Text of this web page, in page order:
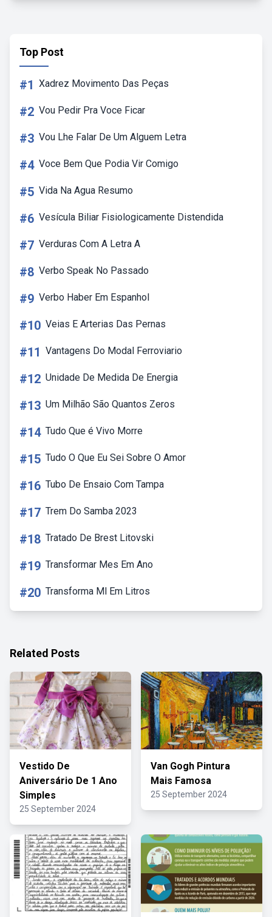
Top Post
#1 Xadrez Movimento Das Peças
#2 Vou Pedir Pra Voce Ficar
#3 Vou Lhe Falar De Um Alguem Letra
#4 Voce Bem Que Podia Vir Comigo
#5 Vida Na Agua Resumo
#6 Vesícula Biliar Fisiologicamente Distendida
#7 Verduras Com A Letra A
#8 Verbo Speak No Passado
#9 Verbo Haber Em Espanhol
#10 Veias E Arterias Das Pernas
#11 Vantagens Do Modal Ferroviario
#12 Unidade De Medida De Energia
#13 Um Milhão São Quantos Zeros
#14 Tudo Que é Vivo Morre
#15 Tudo O Que Eu Sei Sobre O Amor
#16 Tubo De Ensaio Com Tampa
#17 Trem Do Samba 2023
#18 Tratado De Brest Litovski
#19 Transformar Mes Em Ano
#20 Transforma Ml Em Litros
Related Posts
Vestido De
Aniversário De 1 Ano
Simples
25 September 2024
Van Gogh Pintura
Mais Famosa
25 September 2024